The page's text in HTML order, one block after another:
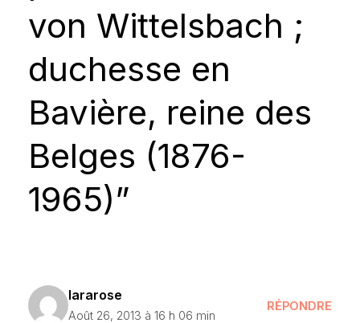
von Wittelsbach ;
duchesse en
Bavière, reine des
Belges (1876-
1965)”
lararose
Août 26, 2013 à 16 h 06 min
RÉPONDRE